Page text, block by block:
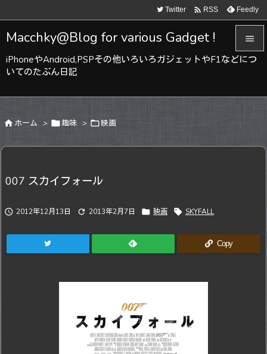
Macchky@Blog for various Gadget !
iPhoneやAndroid,PSPその他いろいろガジェットやF1などにつ
いてのたぶん日記



Twitter  RSS Feedly
 ホーム > 趣味 > 映画
007 スカイフォール
 2012年12月13日  2013年2月7日  映画  SKYFALL
Copy